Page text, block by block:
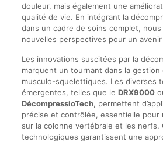
douleur, mais également une
qualité de vie. En intégrant la
dans un cadre de soins complet,
nouvelles perspectives pour un
Les innovations suscitées par la
marquent un tournant dans la gestion
musculo-squelettiques. Les diverses
émergentes, telles que le DRX9000
DécompressioTech, permettent
précise et contrôlée, essentielle pour
sur la colonne vertébrale et les nerfs.
technologiques garantissent une